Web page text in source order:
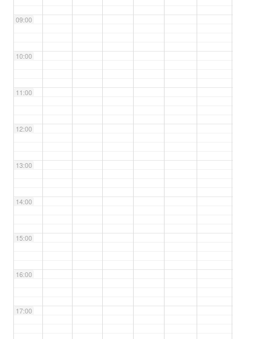
09:00
10:00
11:00
12:00
13:00
14:00
15:00
16:00
17:00